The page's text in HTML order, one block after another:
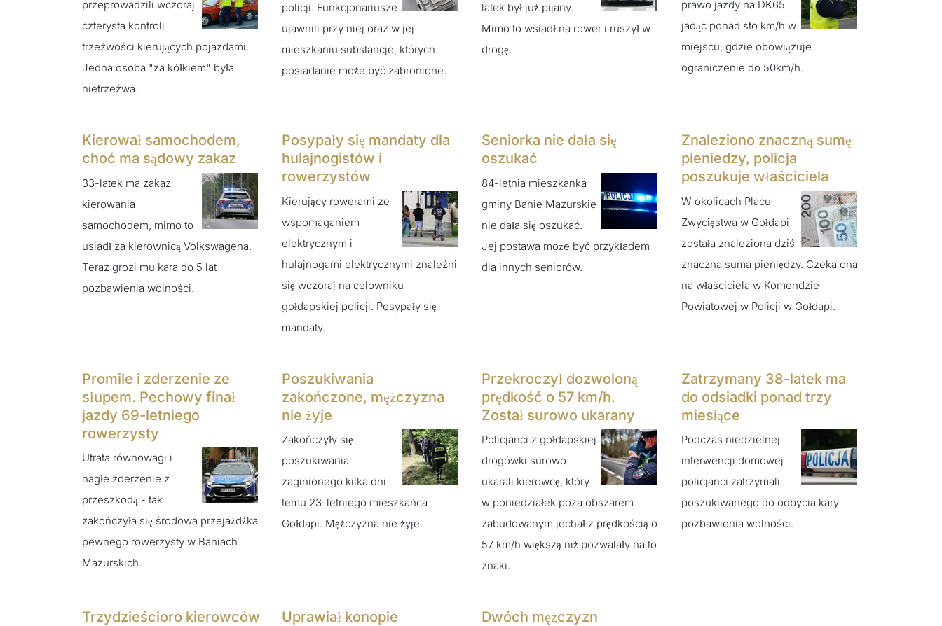
przeprowadzili wczoraj
czterysta kontroli
trzeźwości kierujących pojazdami.
Jedna osoba "za kółkiem" była
nietrzeźwa.
policji. Funkcjonariusze
ujawnili przy niej oraz w jej
mieszkaniu substancje, których
posiadanie może być zabronione.
latek był już pijany.
Mimo to wsiadł na rower i ruszył w
drogę.
prawo jazdy na DK65
jadąc ponad sto km/h w
miejscu, gdzie obowiązuje
ograniczenie do 50km/h.
Kierował samochodem,
choć ma sądowy zakaz
33-latek ma zakaz
kierowania
samochodem, mimo to
usiadł za kierownicą Volkswagena.
Teraz grozi mu kara do 5 lat
pozbawienia wolności.
Posypały się mandaty dla
hulajnogistów i
rowerzystów
Kierujący rowerami ze
wspomaganiem
elektrycznym i
hulajnogami elektrycznymi znaleźni
się wczoraj na celowniku
gołdapskiej policji. Posypały się
mandaty.
Seniorka nie dała się
oszukać
84-letnia mieszkanka
gminy Banie Mazurskie
nie dała się oszukać.
Jej postawa może być przykładem
dla innych seniorów.
Znaleziono znaczną sumę
pieniedzy, policja
poszukuje właściciela
W okolicach Placu
Zwycięstwa w Gołdapi
została znaleziona dziś
znaczna suma pieniędzy. Czeka ona
na właściciela w Komendzie
Powiatowej w Policji w Gołdapi.
Promile i zderzenie ze
słupem. Pechowy finał
jazdy 69-letniego
rowerzysty
Utrata równowagi i
nagłe zderzenie z
przeszkodą - tak
zakończyła się środowa przejażdżka
pewnego rowerzysty w Baniach
Mazurskich.
Poszukiwania
zakończone, mężczyzna
nie żyje
Zakończyły się
poszukiwania
zaginionego kilka dni
temu 23-letniego mieszkańca
Gołdapi. Mężczyzna nie żyje.
Przekroczył dozwoloną
prędkość o 57 km/h.
Został surowo ukarany
Policjanci z gołdapskiej
drogówki surowo
ukarali kierowcę, który
w poniedziałek poza obszarem
zabudowanym jechał z prędkością o
57 km/h większą niż pozwalały na to
znaki.
Zatrzymany 38-latek ma
do odsiadki ponad trzy
miesiące
Podczas niedzielnej
interwencji domowej
policjanci zatrzymali
poszukiwanego do odbycia kary
pozbawienia wolności.
Trzydzieścioro kierowców
Uprawiał konopie
Dwóch mężczyzn